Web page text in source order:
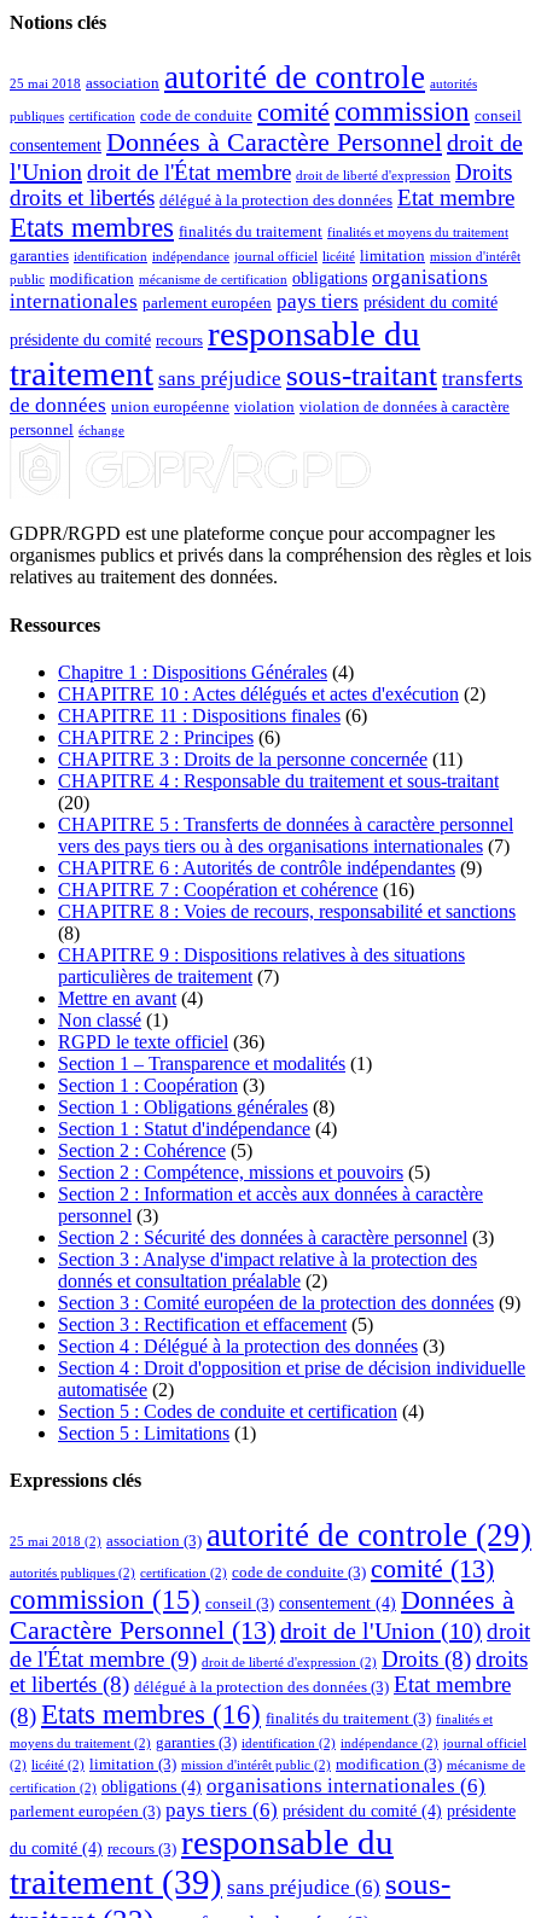
Notions clés
25 mai 2018 association autorité de controle autorités
publiques certification code de conduite comité commission conseil
consentement Données à Caractère Personneldroit de
l'Union droit de l'État membre droit de liberté d'expression Droits
droits et libertés délégué à la protection des données Etat membre
Etats membres finalités du traitement finalités et moyens du traitement
garanties identification indépendance journal officiel licéité limitation mission d'intérêt
public modification mécanisme de certification obligations organisations
internationales parlement européen pays tiers président du comité
présidente du comité recours responsable du
traitement sans préjudice sous-traitant transferts
de données union européenne violation violation de données à caractère
personnel échange
GDPR/RGPD est une plateforme conçue pour accompagner les
organismes publics et privés dans la compréhension des règles et lois
relatives au traitement des données.
Ressources
Chapitre 1 : Dispositions Générales (4)
CHAPITRE 10 : Actes délégués et actes d'exécution (2)
CHAPITRE 11 : Dispositions finales (6)
CHAPITRE 2 : Principes (6)
CHAPITRE 3 : Droits de la personne concernée (11)
CHAPITRE 4 : Responsable du traitement et sous-traitant
(20)
CHAPITRE 5 : Transferts de données à caractère personnel
vers des pays tiers ou à des organisations internationales (7)
CHAPITRE 6 : Autorités de contrôle indépendantes (9)
CHAPITRE 7 : Coopération et cohérence (16)
CHAPITRE 8 : Voies de recours, responsabilité et sanctions
(8)
CHAPITRE 9 : Dispositions relatives à des situations
particulières de traitement (7)
Mettre en avant (4)
Non classé (1)
RGPD le texte officiel (36)
Section 1 – Transparence et modalités (1)
Section 1 : Coopération (3)
Section 1 : Obligations générales (8)
Section 1 : Statut d'indépendance (4)
Section 2 : Cohérence (5)
Section 2 : Compétence, missions et pouvoirs (5)
Section 2 : Information et accès aux données à caractère
personnel (3)
Section 2 : Sécurité des données à caractère personnel (3)
Section 3 : Analyse d'impact relative à la protection des
donnés et consultation préalable (2)
Section 3 : Comité européen de la protection des données (9)
Section 3 : Rectification et effacement (5)
Section 4 : Délégué à la protection des données (3)
Section 4 : Droit d'opposition et prise de décision individuelle
automatisée (2)
Section 5 : Codes de conduite et certification (4)
Section 5 : Limitations (1)
Expressions clés
25 mai 2018 (2) association (3) autorité de controle (29)
autorités publiques (2) certification (2) code de conduite (3) comité (13)
commission (15) conseil (3) consentement (4) Données à
Caractère Personnel (13)droit de l'Union (10) droit
de l'État membre (9) droit de liberté d'expression (2) Droits (8) droits
et libertés (8) délégué à la protection des données (3) Etat membre
(8) Etats membres (16) finalités du traitement (3) finalités et
moyens du traitement (2) garanties (3) identification (2) indépendance (2) journal officiel
(2) licéité (2) limitation (3) mission d'intérêt public (2) modification (3) mécanisme de
certification (2) obligations (4) organisations internationales (6)
parlement européen (3) pays tiers (6) président du comité (4) présidente
du comité (4) recours (3) responsable du
traitement (39) sans préjudice (6) sous-